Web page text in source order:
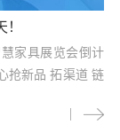
家具展览会倒计
抢新品 拓渠道 链